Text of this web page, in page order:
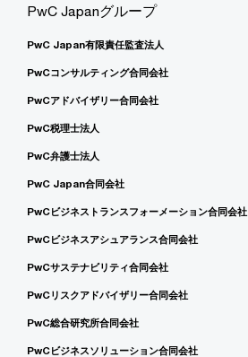
PwC Japanグループ
PwC Japan有限責任監査法人
PwCコンサルティング合同会社
PwCアドバイザリー合同会社
PwC税理士法人
PwC弁護士法人
PwC Japan合同会社
PwCビジネストランスフォーメーション合同会社
PwCビジネスアシュアランス合同会社
PwCサステナビリティ合同会社
PwCリスクアドバイザリー合同会社
PwC総合研究所合同会社
PwCビジネスソリューション合同会社